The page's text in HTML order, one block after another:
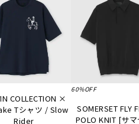
COLLECTION ×
Tシャツ / Slow
Rider
60%OFF
SOMERSET FLY
POLO KNIT [サ